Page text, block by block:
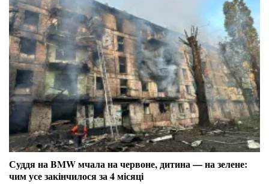
Суддя на BMW мчала на червоне, дитина — на зелене:
чим усе закінчилося за 4 місяці